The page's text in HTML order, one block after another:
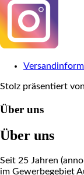
Stolz präsentiert von
Über uns
Über uns
Seit 25 Jahren
im Gewerbegebiet